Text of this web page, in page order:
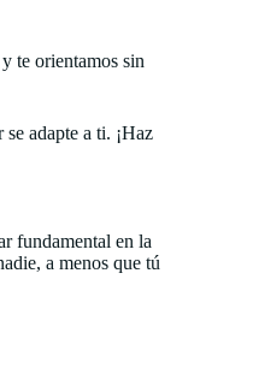
y te orientamos sin
adapte a ti. ¡Haz
fundamental en la
a menos que tú